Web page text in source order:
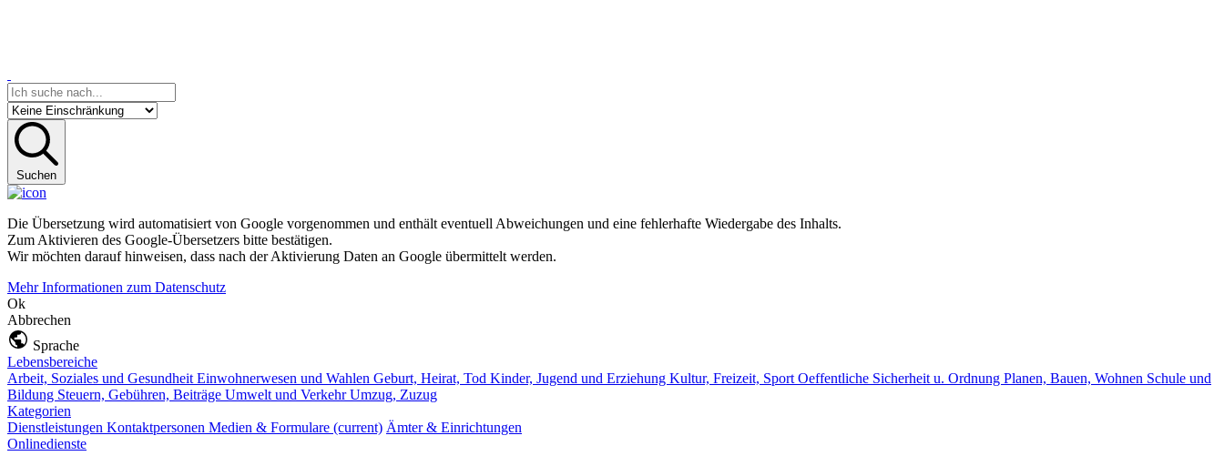
Suchen
Die Übersetzung wird automatisiert von Google vorgenommen und enthält eventuell Abweichungen und eine fehlerhafte Wiedergabe des Inhalts.
Zum Aktivieren des Google-Übersetzers bitte bestätigen.
Wir möchten darauf hinweisen, dass nach der Aktivierung Daten an Google übermittelt werden.
Mehr Informationen zum Datenschutz
Ok
Abbrechen
Sprache
Lebensbereiche
Arbeit, Soziales und Gesundheit Einwohnerwesen und Wahlen Geburt, Heirat, Tod Kinder, Jugend und Erziehung Kultur, Freizeit, Sport Oeffentliche Sicherheit u. Ordnung Planen, Bauen, Wohnen Schule und
Bildung Steuern, Gebühren, Beiträge Umwelt und VerkehrUmzug, Zuzug
Kategorien
Dienstleistungen Kontaktpersonen Medien & Formulare (current) Ämter & Einrichtungen
Onlinedienste